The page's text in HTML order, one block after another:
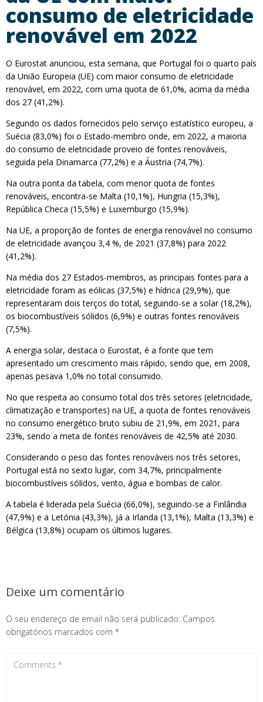
consumo de eletricidade
renovável em 2022
O Eurostat anunciou, esta semana, que Portugal foi o quarto país
da União Europeia (UE) com maior consumo de eletricidade
renovável, em 2022, com uma quota de 61,0%, acima da média
dos 27 (41,2%).
Segundo os dados fornecidos pelo serviço estatístico europeu, a
Suécia (83,0%) foi o Estado-membro onde, em 2022, a maioria
do consumo de eletricidade proveio de fontes renováveis,
seguida pela Dinamarca (77,2%) e a Áustria (74,7%).
Na outra ponta da tabela, com menor quota de fontes
renováveis, encontra-se Malta (10,1%), Hungria (15,3%),
República Checa (15,5%) e Luxemburgo (15,9%).
Na UE, a proporção de fontes de energia renovável no consumo
de eletricidade avançou 3,4 %, de 2021 (37,8%) para 2022
(41,2%).
Na média dos 27 Estados-membros, as principais fontes para a
eletricidade foram as eólicas (37,5%) e hídrica (29,9%), que
representaram dois terços do total, seguindo-se a solar (18,2%),
os biocombustíveis sólidos (6,9%) e outras fontes renováveis
(7,5%).
A energia solar, destaca o Eurostat, é a fonte que tem
apresentado um crescimento mais rápido, sendo que, em 2008,
apenas pesava 1,0% no total consumido.
No que respeita ao consumo total dos três setores (eletricidade,
climatização e transportes) na UE, a quota de fontes renováveis
no consumo energético bruto subiu de 21,9%, em 2021, para
23%, sendo a meta de fontes renováveis de 42,5% até 2030.
Considerando o peso das fontes renováveis nos três setores,
Portugal está no sexto lugar, com 34,7%, principalmente
biocombustíveis sólidos, vento, água e bombas de calor.
A tabela é liderada pela Suécia (66,0%), seguindo-se a Finlândia
(47,9%) e a Letónia (43,3%), já a Irlanda (13,1%), Malta (13,3%) e
Bélgica (13,8%) ocupam os últimos lugares.
Deixe um comentário
O seu endereço de email não será publicado. Campos
obrigatórios marcados com *